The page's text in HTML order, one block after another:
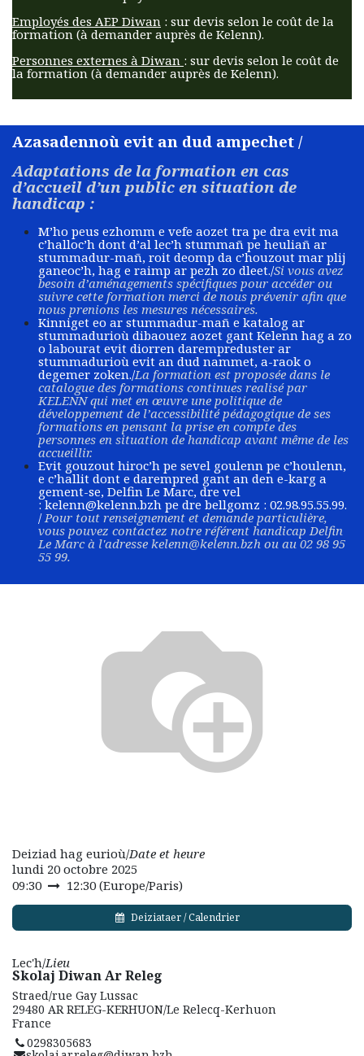
Employés des AEP Diwan : sur devis selon le coût de la
formation (à demander auprès de Kelenn).
Personnes externes à Diwan : sur devis selon le coût de
la formation (à demander auprès de Kelenn).​
Azasadennoù evit an dud ampechet /
Adaptations de la formation en cas
d’accueil d’un public en situation de
handicap :
M’ho peus ezhomm e vefe aozet tra pe dra evit ma
c’halloc’h dont d’al lec’h stummañ pe heuliañ ar
stummadur-mañ, roit deomp da c’houzout mar plij
ganeoc’h, hag e raimp ar pezh zo dleet./Si vous avez
besoin d’aménagements spécifiques pour accéder ou
suivre cette formation merci de nous prévenir afin que
nous prenions les mesures nécessaires.
Kinniget eo ar stummadur-mañ e katalog ar
stummadurioù dibaouez aozet gant Kelenn hag a zo
o labourat evit diorren darempreduster ar
stummadurioù evit an dud nammet, a-raok o
degemer zoken./La formation est proposée dans le
catalogue des formations continues realisé par
KELENN qui met en œuvre une politique de
développement de l’accessibilité pédagogique de ses
formations en pensant la prise en compte des
personnes en situation de handicap avant même de les
accueillir.
Evit gouzout hiroc’h pe sevel goulenn pe c’houlenn,
e c’hallit dont e darempred gant an den e-karg a
gement-se, Delfin Le Marc, dre vel
:kelenn@kelenn.bzh pe dre bellgomz : 02.98.95.55.99.
/Pour tout renseignement et demande particulière,
vous pouvez contactez notre référent handicap Delfin
Le Marc à l'adresse kelenn@kelenn.bzh ou au 02 98 95
55 99.
Deiziad hag eurioù/Date et heure
lundi 20 octobre 2025
09:30
12:30 (Europe/Paris)
Deiziataer / Calendrier
Lec'h/Lieu
Skolaj Diwan Ar Releg
Straed/rue Gay Lussac
29480 AR RELEG-KERHUON/Le Relecq-Kerhuon
France
0298305683